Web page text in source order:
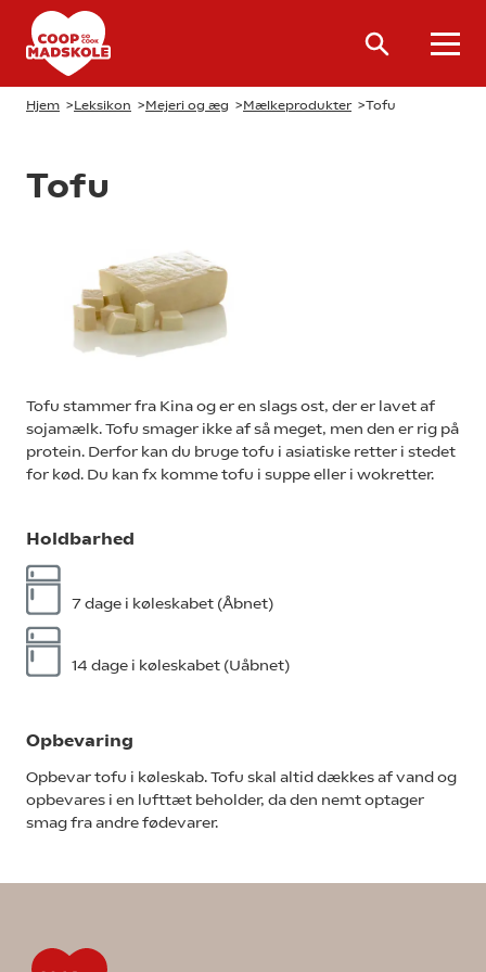
Hjem >Leksikon >Mejeri og æg >Mælkeprodukter >Tofu
Tofu
Tofu stammer fra Kina og er en slags ost, der er lavet af
sojamælk. Tofu smager ikke af så meget, men den er rig på
protein. Derfor kan du bruge tofu i asiatiske retter i stedet
for kød. Du kan fx komme tofu i suppe eller i wokretter.
Holdbarhed
7 dage i køleskabet (Åbnet)
14 dage i køleskabet (Uåbnet)
Opbevaring
Opbevar tofu i køleskab. Tofu skal altid dækkes af vand og
opbevares i en lufttæt beholder, da den nemt optager
smag fra andre fødevarer.